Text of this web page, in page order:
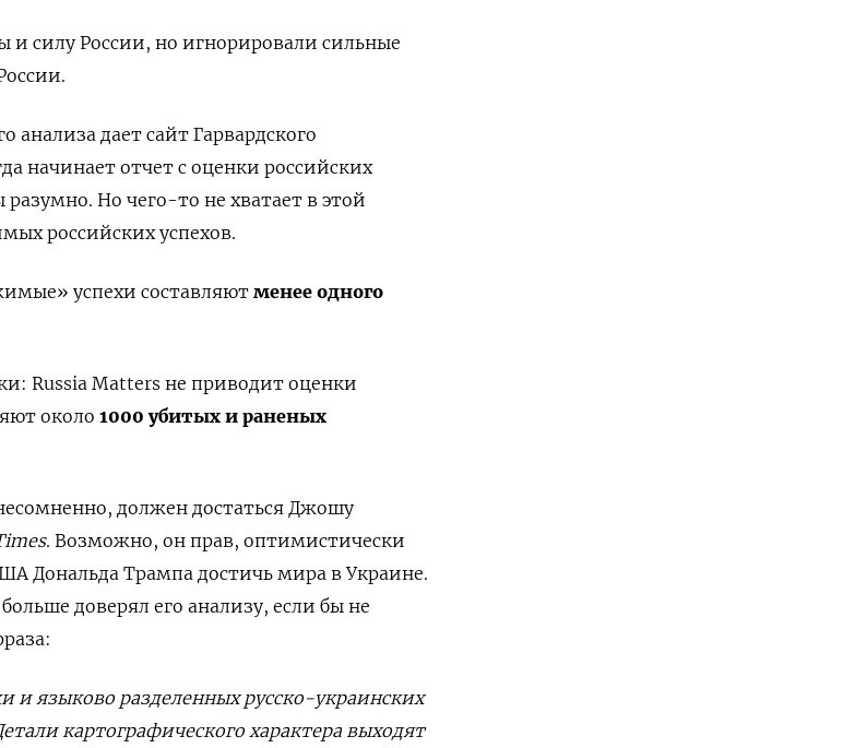
и силу России, но игнорировали сильные
дает сайт Гарвардского
начинает отчет с оценки российских
Но чего-то не хватает в этой
российских успехов.
успехи составляют менее одного
Russia Matters не приводит оценки
около 1000 убитых и раненых
должен достаться Джошу
. Возможно, он прав, оптимистически
Дональда Трампа достичь мира в Украине.
доверял его анализу, если бы не
и языково разделенных русско-украинских
картографического характера выходят